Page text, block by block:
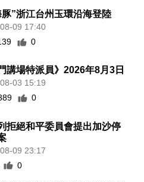
豚”浙江台州玉環沿海登陸
09 17:40
0
講場特派員》2026年8月3日
03 15:19
0
拒絕和平委員會提出加沙停
09 23:17
0